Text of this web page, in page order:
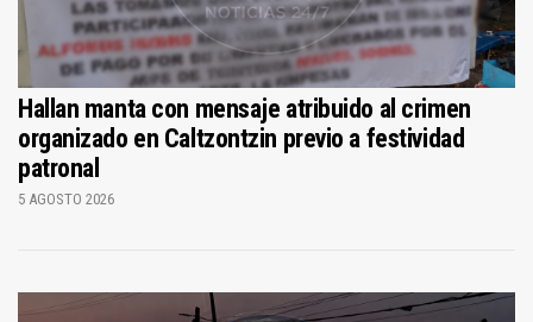
Hallan manta con mensaje atribuido al crimen
organizado en Caltzontzin previo a festividad
patronal
5 AGOSTO 2026